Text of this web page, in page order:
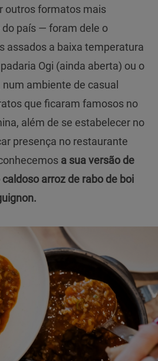
outros formatos mais
país — foram dele o
assados a baixa temperatura
Ogi (ainda aberta) ou o
ambiente de casual
que ficaram famosos no
além de se estabelecer no
presença no restaurante
a sua versão de
arroz de rabo de boi